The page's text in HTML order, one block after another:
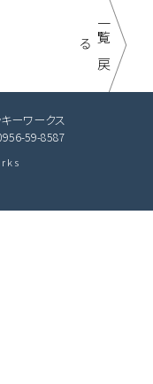
一
覧
に
戻
る
ーワークス
59-8587